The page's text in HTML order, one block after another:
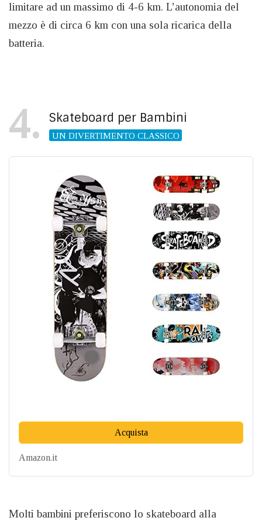
limitare ad un massimo di 4-6 km. L’autonomia del
mezzo è di circa 6 km con una sola ricarica della
batteria.
4 Skateboard per Bambini
UN DIVERTIMENTO CLASSICO
Acquista
Amazon.it
Molti bambini preferiscono lo skateboard alla